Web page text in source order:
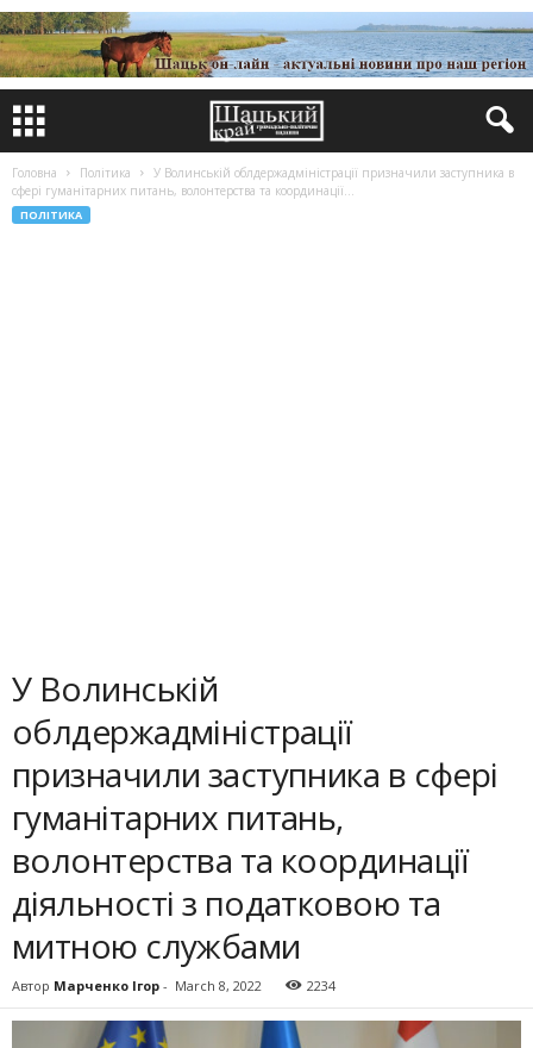
Головна Політика
У Волинській облдержадміністрації призначили заступника в
сфері гуманітарних питань, волонтерства та координації...
ПОЛІТИКА
У Волинській
облдержадміністрації
призначили заступника в сфері
гуманітарних питань,
волонтерства та координації
діяльності з податковою та
митною службами
Автор Марченко Ігор - March 8, 2022 2234